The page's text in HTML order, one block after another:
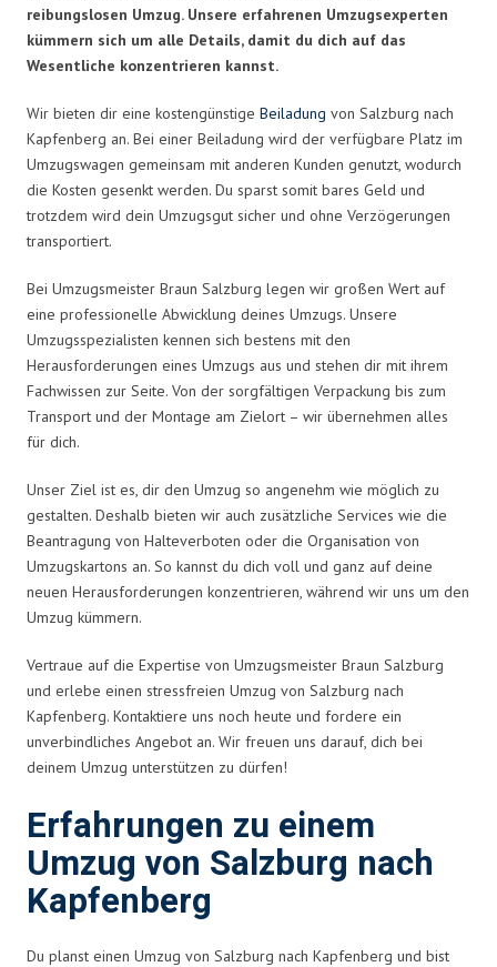
reibungslosen Umzug. Unsere erfahrenen Umzugsexperten
kümmern sich um alle Details, damit du dich auf das
Wesentliche konzentrieren kannst.
Wir bieten dir eine kostengünstige Beiladung von Salzburg nach
Kapfenberg an. Bei einer Beiladung wird der verfügbare Platz im
Umzugswagen gemeinsam mit anderen Kunden genutzt, wodurch
die Kosten gesenkt werden. Du sparst somit bares Geld und
trotzdem wird dein Umzugsgut sicher und ohne Verzögerungen
transportiert.
Bei Umzugsmeister Braun Salzburg legen wir großen Wert auf
eine professionelle Abwicklung deines Umzugs. Unsere
Umzugsspezialisten kennen sich bestens mit den
Herausforderungen eines Umzugs aus und stehen dir mit ihrem
Fachwissen zur Seite. Von der sorgfältigen Verpackung bis zum
Transport und der Montage am Zielort – wir übernehmen alles
für dich.
Unser Ziel ist es, dir den Umzug so angenehm wie möglich zu
gestalten. Deshalb bieten wir auch zusätzliche Services wie die
Beantragung von Halteverboten oder die Organisation von
Umzugskartons an. So kannst du dich voll und ganz auf deine
neuen Herausforderungen konzentrieren, während wir uns um den
Umzug kümmern.
Vertraue auf die Expertise von Umzugsmeister Braun Salzburg
und erlebe einen stressfreien Umzug von Salzburg nach
Kapfenberg. Kontaktiere uns noch heute und fordere ein
unverbindliches Angebot an. Wir freuen uns darauf, dich bei
deinem Umzug unterstützen zu dürfen!
Erfahrungen zu einem
Umzug von Salzburg nach
Kapfenberg
Du planst einen Umzug von Salzburg nach Kapfenberg und bist